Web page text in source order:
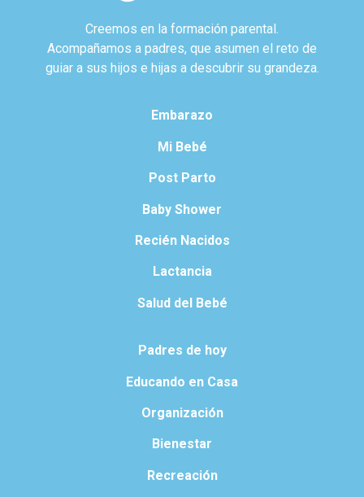
Creemos en la formación parental.
Acompañamos a padres, que asumen el reto de
guiar a sus hijos e hijas a descubrir su grandeza.
Embarazo
Mi Bebé
Post Parto
Baby Shower
Recién Nacidos
Lactancia
Salud del Bebé
Padres de hoy
Educando en Casa
Organización
Bienestar
Recreación